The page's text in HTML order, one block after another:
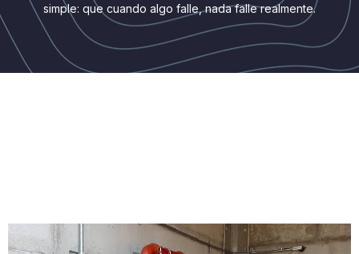
simple: que cuando algo falle, nada falle realmente.